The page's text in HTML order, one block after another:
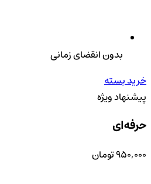
بدون انقضای زمانی
خرید بسته
پیشنهاد ویژه
حرفه‌ای
۹۵۰,۰۰۰تومان